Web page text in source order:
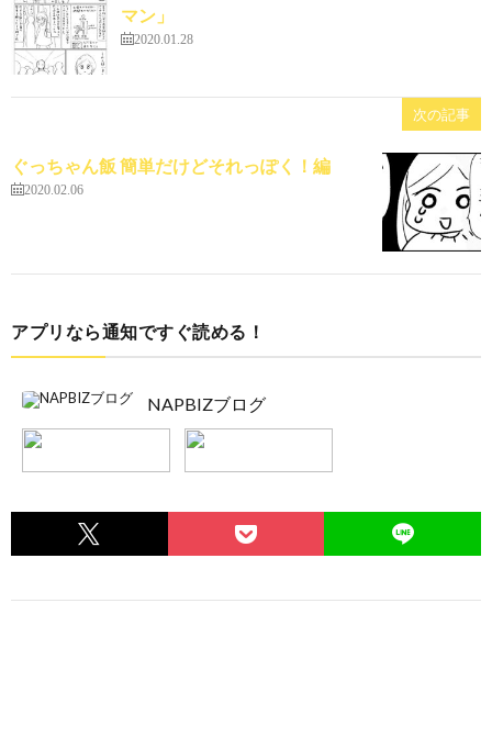
マン」
2020.01.28
次の記事
ぐっちゃん飯 簡単だけどそれっぽく！編
2020.02.06
アプリなら通知ですぐ読める！
NAPBIZブログ